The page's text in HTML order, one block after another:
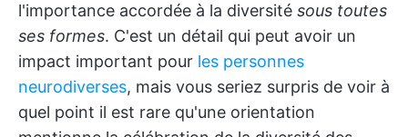
l'importance accordée à la diversité sous toutes
ses formes. C'est un détail qui peut avoir un
impact important pour les personnes
neurodiverses, mais vous seriez surpris de voir à
quel point il est rare qu'une orientation